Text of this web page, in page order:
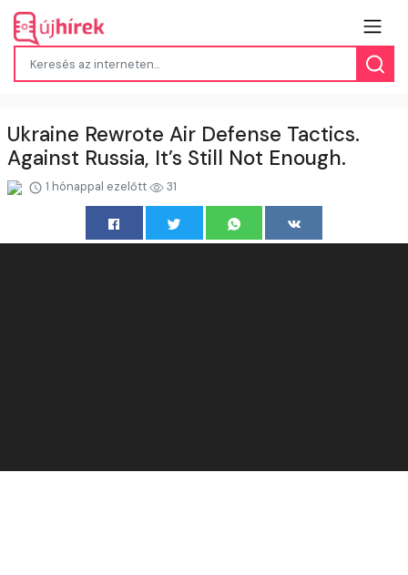
Ukraine Rewrote Air Defense Tactics.
Against Russia, It’s Still Not Enough.
1 hónappal ezelőtt 31